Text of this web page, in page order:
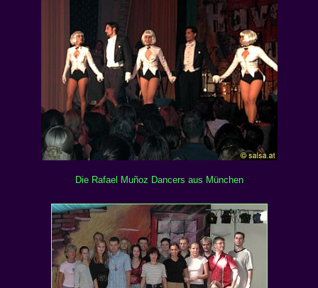
Die Rafael Muñoz Dancers aus München